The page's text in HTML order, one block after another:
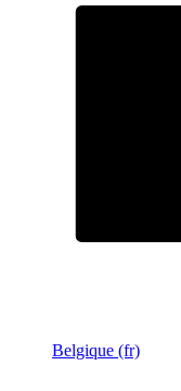
Belgique (fr)